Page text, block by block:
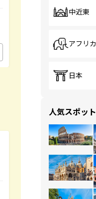
中近東
アフリカ
日本
人気スポット